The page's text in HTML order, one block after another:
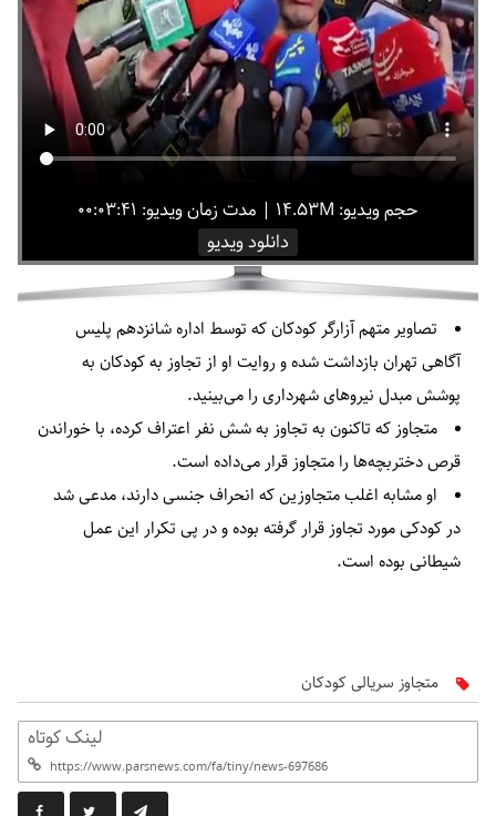
حجم ویدیو: ۱۴.۵۳M | مدت زمان ویدیو: ۰۰:۰۳:۴۱
دانلود ویدیو
تصاویر متهم آزارگر کودکان که توسط اداره شانزدهم پلیس
آگاهی تهران بازداشت شده و روایت او از تجاوز به کودکان به
پوشش مبدل نیروهای شهرداری را می‌بینید.
متجاوز که تاکنون به تجاوز به شش نفر اعتراف کرده، با خوراندن
قرص دختربچه‌ها را متجاوز قرار می‌داده است.
او مشابه اغلب متجاوزین که انحراف جنسی دارند، مدعی شد
در کودکی مورد تجاوز قرار گرفته بوده و در پی تکرار این عمل
شیطانی بوده است.
متجاوز سریالی کودکان
لینک کوتاه